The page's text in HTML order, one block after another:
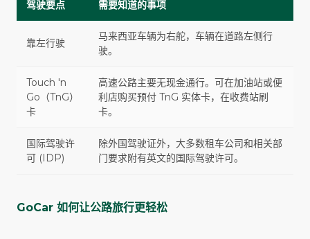
驾驶要点 需要知道的事项
靠左行驶
马来西亚车辆为右舵，车辆在道路左侧行
驶。
Touch 'n
Go（TnG）
卡
高速公路主要无现金通行。可在加油站或便
利店购买预付 TnG 实体卡，在收费站刷
卡。
国际驾驶许
可 (IDP)
除外国驾驶证外，大多数租车公司和相关部
门要求附有英文的国际驾驶许可。
GoCar 如何让公路旅行更轻松